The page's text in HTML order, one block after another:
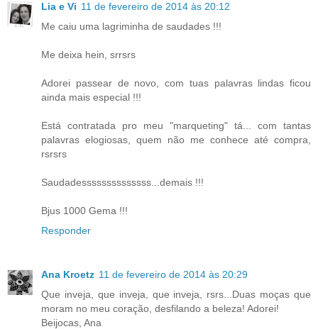
Lia e Vi 11 de fevereiro de 2014 às 20:12
Me caiu uma lagriminha de saudades !!!
Me deixa hein, srrsrs
Adorei passear de novo, com tuas palavras lindas ficou
ainda mais especial !!!
Está contratada pro meu "marqueting" tá... com tantas
palavras elogiosas, quem não me conhece até compra,
rsrsrs
Saudadessssssssssssss...demais !!!
Bjus 1000 Gema !!!
Responder
Ana Kroetz 11 de fevereiro de 2014 às 20:29
Que inveja, que inveja, que inveja, rsrs...Duas moças que
moram no meu coração, desfilando a beleza! Adorei!
Beijocas, Ana